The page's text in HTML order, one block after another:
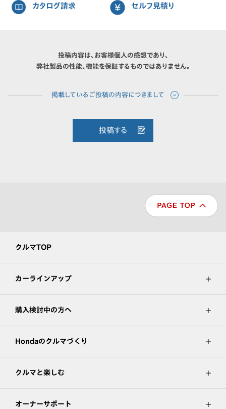
カタログ請求 セルフ見積り
投稿内容は、お客様個人の感想であり、
弊社製品の性能、機能を保証するものではありません。
投稿する
クルマTOP
カーラインアップ
購入検討中の方へ
Hondaのクルマづくり
クルマと楽しむ
オーナーサポート